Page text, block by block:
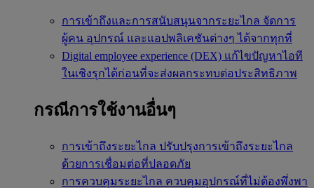
การเข้าถึงและการสนับสนุนจากระยะไกล จัดการ
ผู้คน อุปกรณ์ และแอปพลิเคชันต่างๆ ได้จากทุกที่
Digital employee experience (DEX) แก้ไขปัญหาไอที
ในเชิงรุกได้ก่อนที่จะส่งผลกระทบต่อประสิทธิภาพ
กรณีการใช้งานอื่นๆ
การเข้าถึงระยะไกล ปรับปรุงการเข้าถึงระยะไกล
ด้วยการเชื่อมต่อที่ปลอดภัย
การควบคุมระยะไกล ควบคุมอุปกรณ์ที่ไม่ต้องพึ่งพา